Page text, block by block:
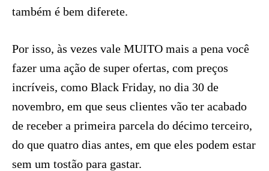
também é bem diferete.
Por isso, às vezes vale MUITO mais a pena você
fazer uma ação de super ofertas, com preços
incríveis, como Black Friday, no dia 30 de
novembro, em que seus clientes vão ter acabado
de receber a primeira parcela do décimo terceiro,
do que quatro dias antes, em que eles podem estar
sem um tostão para gastar.